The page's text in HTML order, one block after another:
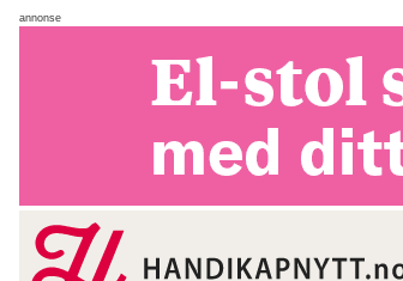
annonse